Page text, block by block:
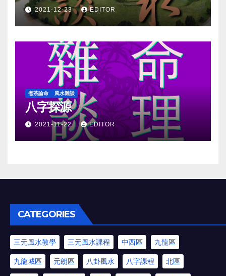
2021-12-23 EDITOR
煮茶論命 風水雜談
八字探源
2021-11-22 EDITOR
CATEGORIES
三元風水教學 三元風水課程 中西區 九龍區
九龍城區 元朗區 八卦風水 八字課程 北區